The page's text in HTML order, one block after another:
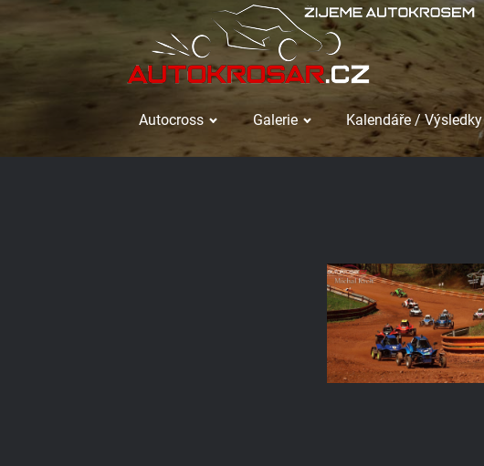
Autocross Galerie Kalendáře / Výsledky